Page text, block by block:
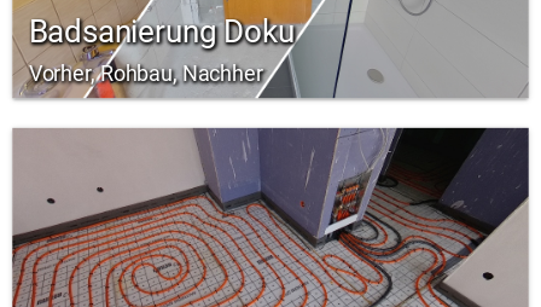
Badsanierung Doku
Vorher, Rohbau, Nachher